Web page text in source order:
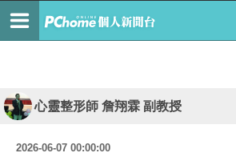
心靈整形師 詹翔霖 副教授
2026-06-07 00:00:00